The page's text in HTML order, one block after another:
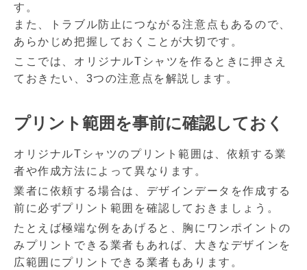
す。
また、トラブル防止につながる注意点もあるので、
あらかじめ把握しておくことが大切です。
ここでは、オリジナルTシャツを作るときに押さえ
ておきたい、3つの注意点を解説します。
プリント範囲を事前に確認しておく
オリジナルTシャツのプリント範囲は、依頼する業
者や作成方法によって異なります。
業者に依頼する場合は、デザインデータを作成する
前に必ずプリント範囲を確認しておきましょう。
たとえば極端な例をあげると、胸にワンポイントの
みプリントできる業者もあれば、大きなデザインを
広範囲にプリントできる業者もあります。